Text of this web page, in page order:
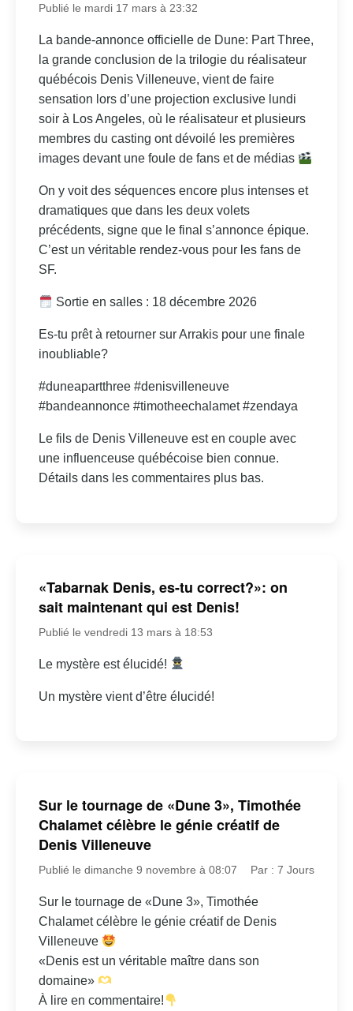
Publié le mardi 17 mars à 23:32
La bande-annonce officielle de Dune: Part Three,
la grande conclusion de la trilogie du réalisateur
québécois Denis Villeneuve, vient de faire
sensation lors d’une projection exclusive lundi
soir à Los Angeles, où le réalisateur et plusieurs
membres du casting ont dévoilé les premières
images devant une foule de fans et de médias
On y voit des séquences encore plus intenses et
dramatiques que dans les deux volets
précédents, signe que le final s’annonce épique.
C’est un véritable rendez‑vous pour les fans de
SF.
Sortie en salles : 18 décembre 2026
Es-tu prêt à retourner sur Arrakis pour une finale
inoubliable?
#duneapartthree #denisvilleneuve
#bandeannonce #timotheechalamet #zendaya
Le fils de Denis Villeneuve est en couple avec
une influenceuse québécoise bien connue.
Détails dans les commentaires plus bas.
«Tabarnak Denis, es-tu correct?»: on
sait maintenant qui est Denis!
Publié le vendredi 13 mars à 18:53
Le mystère est élucidé!
Un mystère vient d’être élucidé!
Sur le tournage de «Dune 3», Timothée
Chalamet célèbre le génie créatif de
Denis Villeneuve
Publié le dimanche 9 novembre à 08:07 Par : 7 Jours
Sur le tournage de «Dune 3», Timothée
Chalamet célèbre le génie créatif de Denis
Villeneuve
«Denis est un véritable maître dans son
domaine»
À lire en commentaire!